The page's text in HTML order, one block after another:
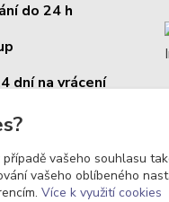
do 24 h
dní na vrácení
vašeho souhlasu
vašeho oblíbeného
Více k využití cookies